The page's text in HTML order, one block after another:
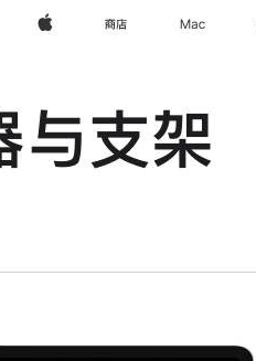
Apple 商店 Mac
与支架